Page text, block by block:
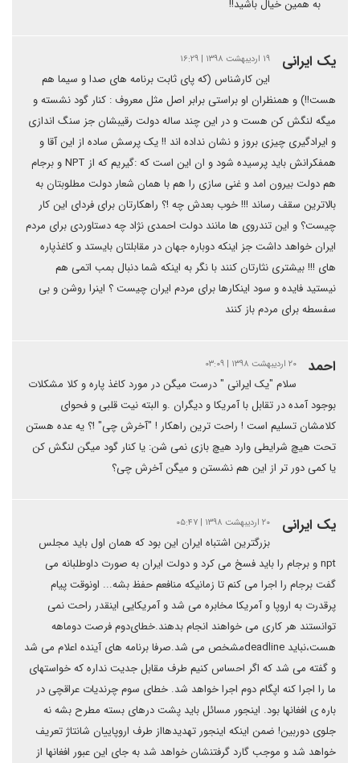
به همین خیال باشید!!
یک ایرانی ۱۹ اردیبهشت ۱۳۹۸ | ۱۶:۲۹
این کارشناس (که پای ثابت برنامه های صدا و سیما هم
هست!!) و همنظران او براستی برابر اصل مثل معروف : کنار گود نشسته و
میگه لنگش کن هست و در این چند ساله دولت رقیبشان جز سنگ اندازی
و ایرادگیری چیزی بروز و نشان نداده اند !! یک پرسش ساده از این آقا و
همفکرانش باید پرسیده شود و ان این است که :گیریم که از NPT و برجام
هم دولت بیرون امد و غنی سازی را هم با همان شعار دولت مطلوبتان به
بالاترین سقف رساند !!! خوب بعدش چه !؟ راهکارتان برای فردای این کار
چیست؟ و این تندروی ها مانند دولت احمدی نژاد چه دستاوردی برای مردم
ایران خواهد داشت جز اینکه دوباره جهان در مقابلتان بایستد و کاغذپاره
های !!! بیشتری نثارتان کنند با نگر به اینکه شما دنبال بمب اتمی هم
نیستید فایده و سود اینکارها برای مردم ایران چیست ؟ اینرا روشن و بی
سفسطه برای مردم باز کنند
احمد ۲۰ اردیبهشت ۱۳۹۸ | ۰۳:۰۹
سلام "یک ایرانی " درست میگن در مورد کاغذ پاره و کلا مشکلات
بوجود آمده در تقابل با آمریکا و دیگران .و البته نیت قلبی و فحوای
کلامشان تسلیم است ! راحت ترین راهکار ! "آخرش چی" !؟ یه عده هستن
تحت هیچ شرایطی وارد هیچ بازی نمی شن: یا کنار گود میگن لنگش کن
یا کمی دور تر از این هم نشستن و میگن آخرش چی؟
یک ایرانی ۲۰ اردیبهشت ۱۳۹۸ | ۰۵:۴۷
بزرگترین اشتباه ایران این بود که همان اول باید مجلس
npt و برجام را باید فسخ می کرد و دولت ایران به صورت داوطلبانه می
گفت برجام را اجرا می کنم تا زمانیکه منافعم حفظ بشه... اونوقت پیام
پرقدرت به اروپا و آمریکا مخابره می شد و آمریکایی اینقدر راحت نمی
توانستند هر کاری می خواهند انجام بدهند.خطای‌دوم فرصت دوماهه
هست،نباید deadlineمشخص می شد.صرفا برنامه های آینده اعلام می شد
و گفته می شد که اگر احساس کنیم طرف مقابل جدیت نداره که خواستهای
ما را اجرا کنه اپگام دوم اجرا خواهد شد. خطای سوم چرندیات عراقچی در
باره ی افغانها بود. اینجور مسائل باید پشت درهای بسته مطرح بشه نه
جلوی دوربین! ضمن اینکه اینجور تهدیدهااز طرف اروپاییان شانتاژ تعریف
خواهد شد و موجب گارد گرفتنشان خواهد شد به جای این عبور افغانها از